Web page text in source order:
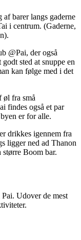
barer langs gaderne
i centrum. (Gaderne,
@Pai, der også
sted at snuppe en
kan følge med i det
øl fra små
findes også et par
er for alle.
drikkes igennem fra
ligger ned ad Thanon
Boom bar.
Udover de mest